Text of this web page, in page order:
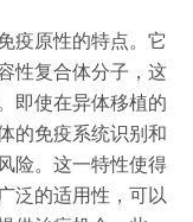
疫原性的特点。它
性复合体分子，这
即使在异体移植的
的免疫系统识别和
险。这一特性使得
泛的适用性，可以